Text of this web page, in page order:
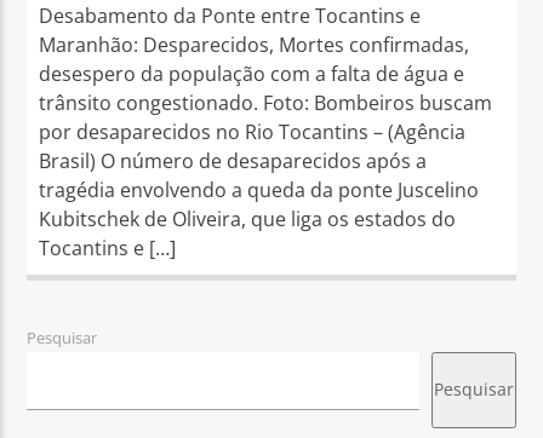
Desabamento da Ponte entre Tocantins e
Maranhão: Desparecidos, Mortes confirmadas,
desespero da população com a falta de água e
trânsito congestionado. Foto: Bombeiros buscam
por desaparecidos no Rio Tocantins – (Agência
Brasil) O número de desaparecidos após a
tragédia envolvendo a queda da ponte Juscelino
Kubitschek de Oliveira, que liga os estados do
Tocantins e […]
Pesquisar
Pesquisar